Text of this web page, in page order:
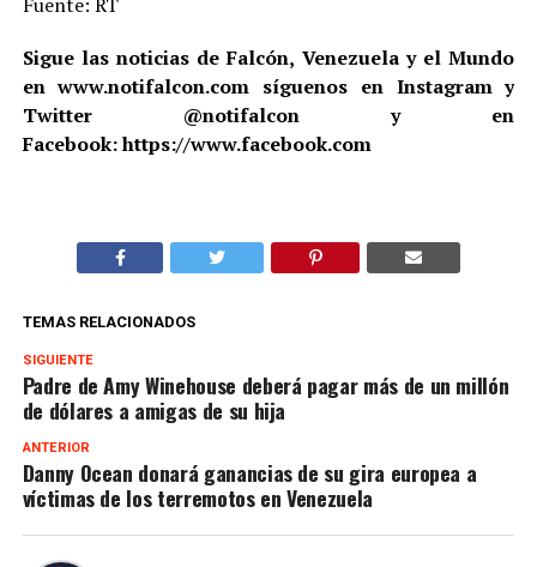
Sigue las noticias de Falcón, Venezuela y el Mundo
en www.notifalcon.com síguenos en Instagram y
Twitter @notifalcon y en
Facebook: https://www.facebook.com
TEMAS RELACIONADOS
SIGUIENTE
Padre de Amy Winehouse deberá pagar más de un millón
de dólares a amigas de su hija
ANTERIOR
Danny Ocean donará ganancias de su gira europea a
víctimas de los terremotos en Venezuela